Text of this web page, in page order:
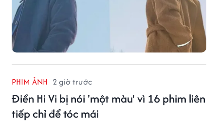
PHIM ẢNH 2 giờ trước
Điền Hi Vi bị nói 'một màu' vì 16 phim liên
tiếp chỉ để tóc mái